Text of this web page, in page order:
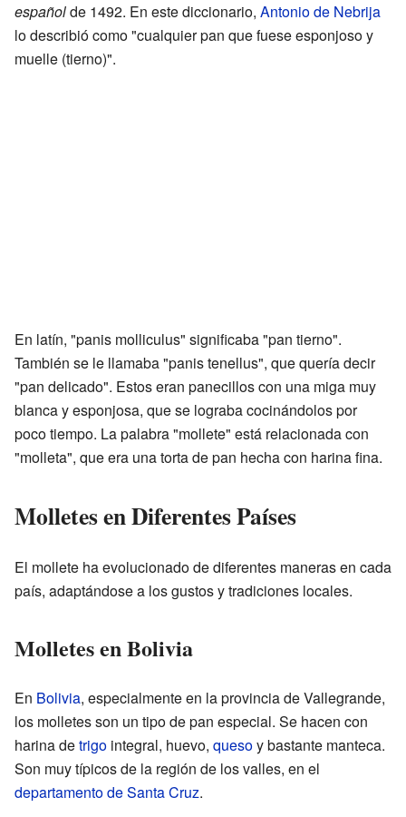
españolde 1492. En este diccionario, Antonio de Nebrija
lo describió como "cualquier pan que fuese esponjoso y
muelle (tierno)".
En latín, "panis molliculus" significaba "pan tierno".
También se le llamaba "panis tenellus", que quería decir
"pan delicado". Estos eran panecillos con una miga muy
blanca y esponjosa, que se lograba cocinándolos por
poco tiempo. La palabra "mollete" está relacionada con
"molleta", que era una torta de pan hecha con harina fina.
Molletes en Diferentes Países
El mollete ha evolucionado de diferentes maneras en cada
país, adaptándose a los gustos y tradiciones locales.
Molletes en Bolivia
En Bolivia, especialmente en la provincia de Vallegrande,
los molletes son un tipo de pan especial. Se hacen con
harina detrigo integral, huevo, quesoy bastante manteca.
Son muy típicos de la región de los valles, en el
departamento de Santa Cruz.